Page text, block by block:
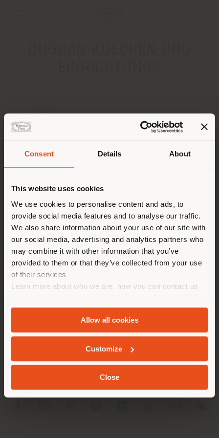
Consent Details About
This website uses cookies
We use cookies to personalise content and ads, to
provide social media features and to analyse our traffic.
We also share information about your use of our site with
our social media, advertising and analytics partners who
may combine it with other information that you’ve
provided to them or that they’ve collected from your use
of their services
Learn more about who we are, how you can contact us
andCookie Policy.
Allow all cookies
Customize
Close
ADRESSE
MAXIMILIANSPLATZ 17
Obtenir des directions
[email protected]
DEMANDER UN RENDEZ-VOUS
Pays de livraison
Vous naviguez dans un autre
pays que celui où vous vous
trouvez. Nous vous
recommandons de vous
localiser correctement afin de
pouvoir effectuer des achats.
SÉJOUR DANS LE PAYS CHOISI
GEOLOCALISÉ
LIGNES DE PRODUITS
INFOS & SERVICES
LÉGAL
SOCIAL